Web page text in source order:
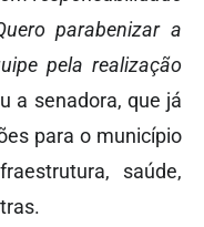
parabenizar a
pela realização
a senadora, que já
para o município
saúde,